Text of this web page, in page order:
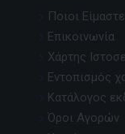
Ποιοι Είμαστε
Επικοινωνία
Χάρτης
Εντοπισμός
Κατάλογος
Όροι Αγορών